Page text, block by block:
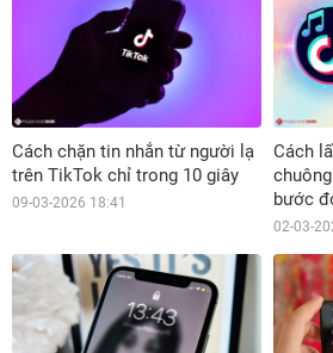
Cách chặn tin nhắn từ người lạ
trên TikTok chỉ trong 10 giây
09-03-2026 18:41
Cách
bước
02-03-